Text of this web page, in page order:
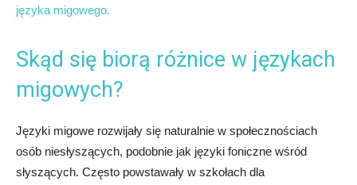
języka migowego.
Skąd się biorą różnice w językach
migowych?
Języki migowe rozwijały się naturalnie w społecznościach
osób niesłyszących, podobnie jak języki foniczne wśród
słyszących. Często powstawały w szkołach dla